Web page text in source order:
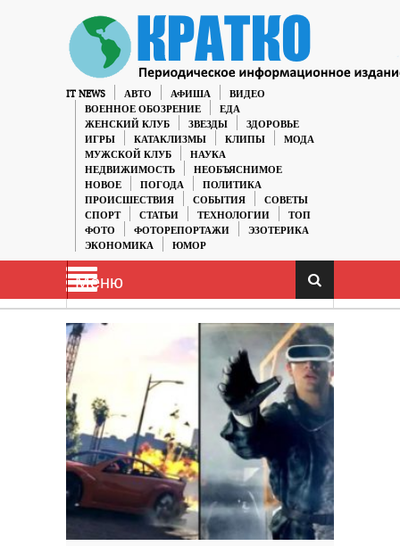
IT NEWS АВТО АФИША
ВИДЕО
ВОЕННОЕ ОБОЗРЕНИЕ
ЕДА
ЖЕНСКИЙ КЛУБ
ЗВЕЗДЫ
ЗДОРОВЬЕ
ИГРЫ
КАТАКЛИЗМЫ КЛИПЫ
МОДА
МУЖСКОЙ КЛУБ
НАУКА
НЕДВИЖИМОСТЬ
НЕОБЪЯСНИМОЕ
НОВОЕ
ПОГОДА
ПОЛИТИКА
ПРОИСШЕСТВИЯ
СОБЫТИЯ
СОВЕТЫ
СПОРТ
СТАТЬИ ТЕХНОЛОГИИ
ТОП
ФОТО
ФОТОРЕПОРТАЖИ
ЭЗОТЕРИКА
ЭКОНОМИКА
ЮМОР
Меню